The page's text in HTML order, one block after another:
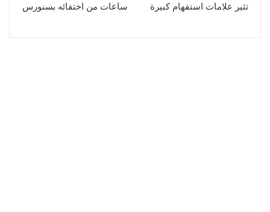
تثير علامات استفهام كبيرة
ساعات من اختفائه بسنورس